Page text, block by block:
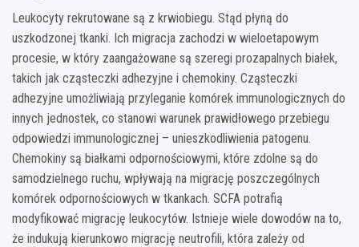
Leukocyty rekrutowane są z krwiobiegu. Stąd płyną do
uszkodzonej tkanki. Ich migracja zachodzi w wieloetapowym
procesie, w który zaangażowane są szeregi prozapalnych białek,
takich jak cząsteczki adhezyjne i chemokiny. Cząsteczki
adhezyjne umożliwiają przyleganie komórek immunologicznych do
innych jednostek, co stanowi warunek prawidłowego przebiegu
odpowiedzi immunologicznej – unieszkodliwienia patogenu.
Chemokiny są białkami odpornościowymi, które zdolne są do
samodzielnego ruchu, wpływają na migrację poszczególnych
komórek odpornościowych w tkankach. SCFA potrafią
modyfikować migrację leukocytów. Istnieje wiele dowodów na to,
że indukują kierunkowo migrację neutrofili, która zależy od